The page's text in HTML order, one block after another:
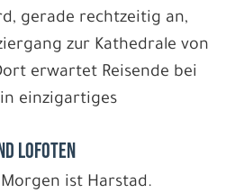
gerade rechtzeitig an,
zur Kathedrale von
erwartet Reisende bei
einzigartiges
Lofoten
ist Harstad.